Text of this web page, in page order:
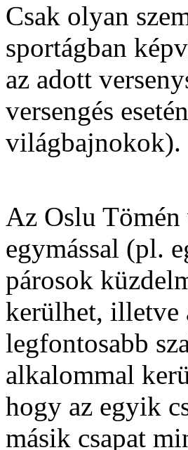
Csak olyan
sportágban
az adott
versengés
világbajnokok).
Az Oslu Tömén
egymással (pl.
párosok
kerülhet, illetve
legfontosabb
alkalommal
hogy az egyik
másik csapat